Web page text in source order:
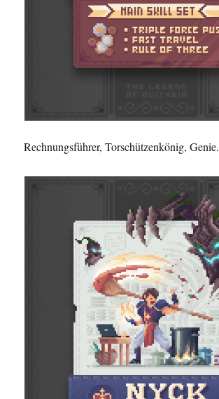
Rechnungsführer, Torschützenkönig, Genie.